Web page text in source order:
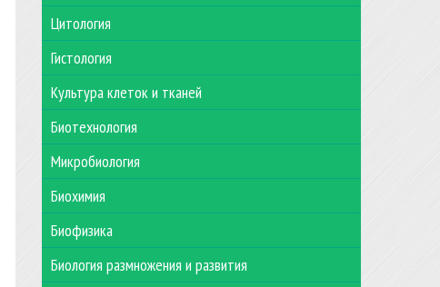
Цитология
Гистология
Культура клеток и тканей
Биотехнология
Микробиология
Биохимия
Биофизика
Биология размножения и развития